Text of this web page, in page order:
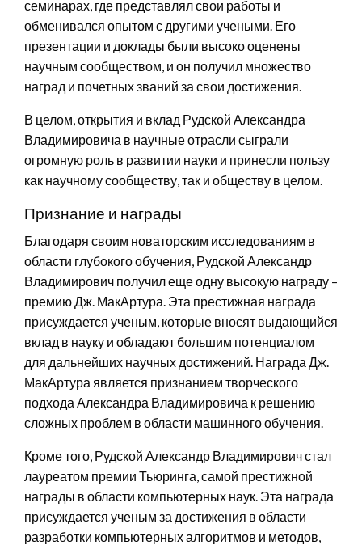
семинарах, где представлял свои работы и
обменивался опытом с другими учеными. Его
презентации и доклады были высоко оценены
научным сообществом, и он получил множество
наград и почетных званий за свои достижения.
В целом, открытия и вклад Рудской Александра
Владимировича в научные отрасли сыграли
огромную роль в развитии науки и принесли пользу
как научному сообществу, так и обществу в целом.
Признание и награды
Благодаря своим новаторским исследованиям в
области глубокого обучения, Рудской Александр
Владимирович получил еще одну высокую награду –
премию Дж. МакАртура. Эта престижная награда
присуждается ученым, которые вносят выдающийся
вклад в науку и обладают большим потенциалом
для дальнейших научных достижений. Награда Дж.
МакАртура является признанием творческого
подхода Александра Владимировича к решению
сложных проблем в области машинного обучения.
Кроме того, Рудской Александр Владимирович стал
лауреатом премии Тьюринга, самой престижной
награды в области компьютерных наук. Эта награда
присуждается ученым за достижения в области
разработки компьютерных алгоритмов и методов,